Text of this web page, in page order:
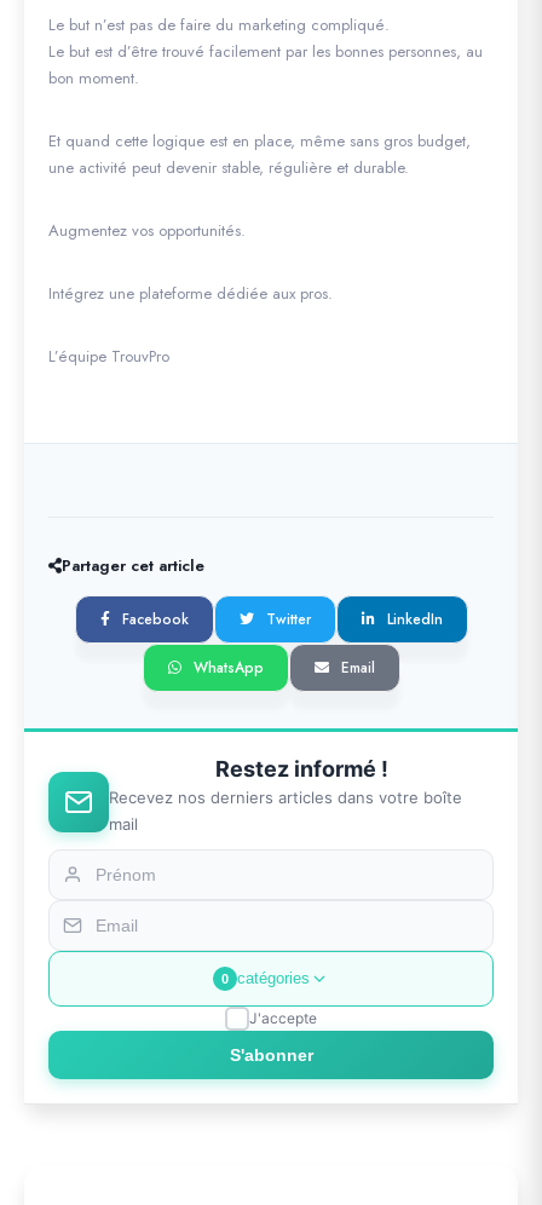
Le but n’est pas de faire du marketing compliqué.
Le but est d’être trouvé facilement par les bonnes personnes, au
bon moment.
Et quand cette logique est en place, même sans gros budget,
une activité peut devenir stable, régulière et durable.
Augmentez vos opportunités.
Intégrez une plateforme dédiée aux pros.
L’équipe TrouvPro
Partager cet article
Facebook Twitter LinkedIn
WhatsApp Email
Restez informé !
Recevez nos derniers articles dans votre boîte
mail
0 catégories
J'accepte
S'abonner